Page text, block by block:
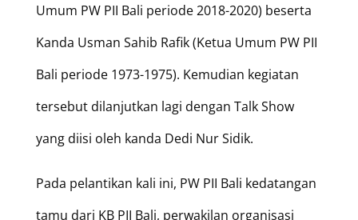
Umum PW PII Bali periode 2018-2020) beserta
Kanda Usman Sahib Rafik (Ketua Umum PW PII
Bali periode 1973-1975). Kemudian kegiatan
tersebut dilanjutkan lagi dengan Talk Show
yang diisi oleh kanda Dedi Nur Sidik.
Pada pelantikan kali ini, PW PII Bali kedatangan
tamu dari KB PII Bali, perwakilan organisasi